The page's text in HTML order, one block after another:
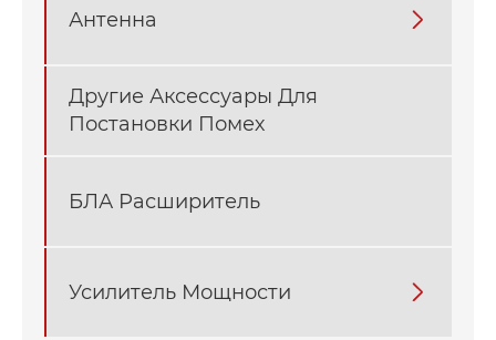
Антенна 
Другие Аксессуары Для
Постановки Помех
БЛА Расширитель
Усилитель Мощности 